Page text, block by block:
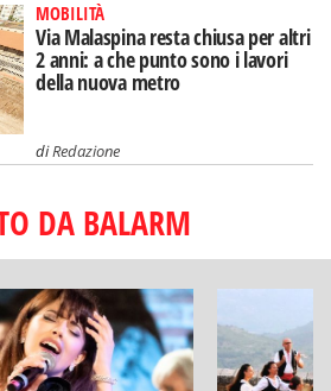
MOBILITÀ
Via Malaspina resta chiusa per altri
2 anni: a che punto sono i lavori
della nuova metro
diRedazione
DA BALARM